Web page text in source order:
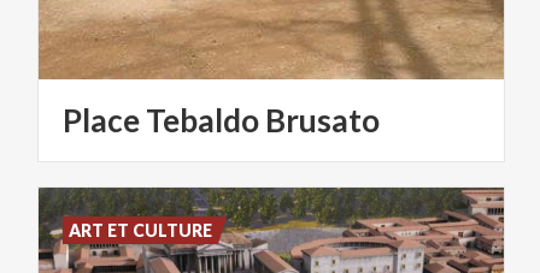
PlaceTebaldo Brusato
ART ET CULTURE